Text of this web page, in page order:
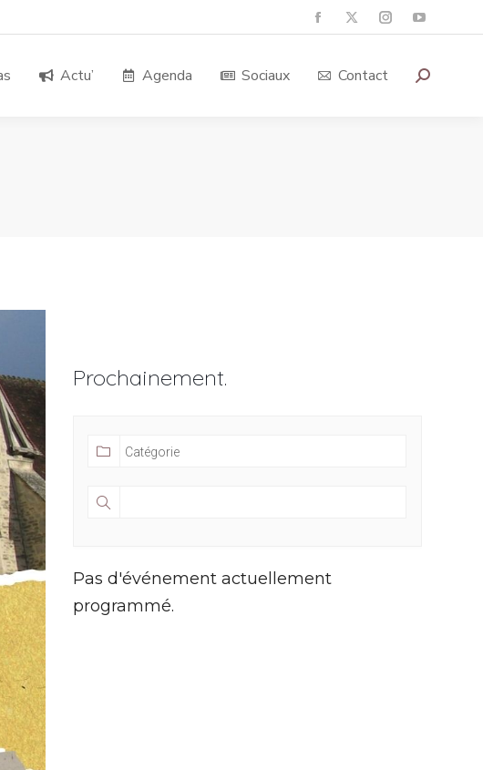
Actu’ Agenda Sociaux Contact
Prochainement.
Pas d'événement actuellement
programmé.